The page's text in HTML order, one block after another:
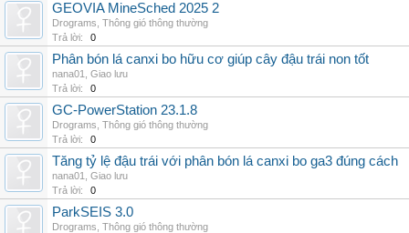
GEOVIA MineSched 2025 2
Drograms Thông gió thông thường
Trả lời:
0
Phân bón lá canxi bo hữu cơ giúp cây đậu trái non tốt
nana01
Giao lưu
Trả lời:
0
GC-PowerStation 23.1.8
Drograms Thông gió thông thường
Trả lời:
0
Tăng tỷ lệ đậu trái với phân bón lá canxi bo ga3 đúng cách
nana01
Giao lưu
Trả lời:
0
ParkSEIS 3.0
Drograms Thông gió thông thường